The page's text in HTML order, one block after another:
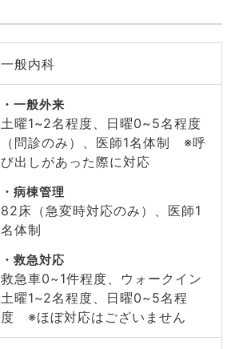
一般内科
一般外来
土曜1~2名程度、日曜0~5名程度
（問診のみ）、医師1名体制 ※呼
び出しがあった際に対応
病棟管理
82床（急変時対応のみ）、医師1
名体制
救急対応
救急車0~1件程度、ウォークイン
土曜1~2名程度、日曜0~5名程
度 ※ほぼ対応はございません